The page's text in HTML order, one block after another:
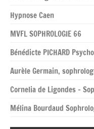
Hypnose Caen
MVFL SOPHROLOGIE 66
Bénédicte PICHARD
Aurèle Germain,
Cornelia de Ligondes –
Mélina Bourdaud